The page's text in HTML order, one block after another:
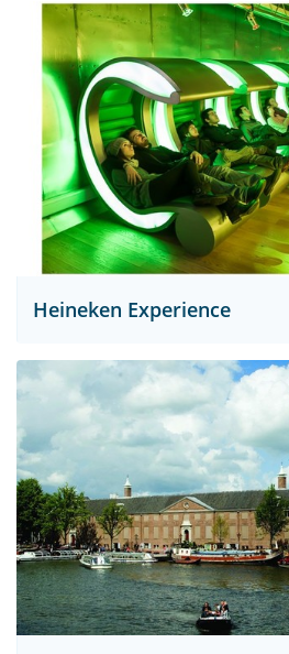
Heineken Experience